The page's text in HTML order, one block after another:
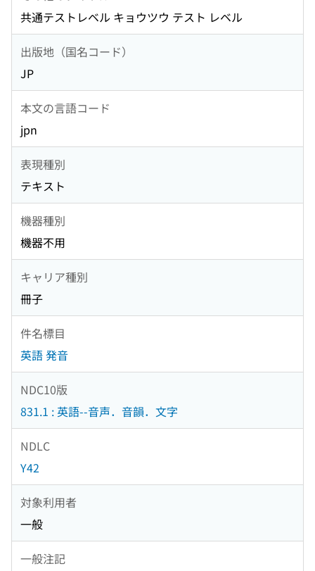
共通テストレベル キョウツウ テスト レベル
出版地（国名コード）
JP
本文の言語コード
jpn
表現種別
テキスト
機器種別
機器不用
キャリア種別
冊子
件名標目
英語 発音
NDC10版
831.1 : 英語--音声．音韻．文字
NDLC
Y42
対象利用者
一般
一般注記